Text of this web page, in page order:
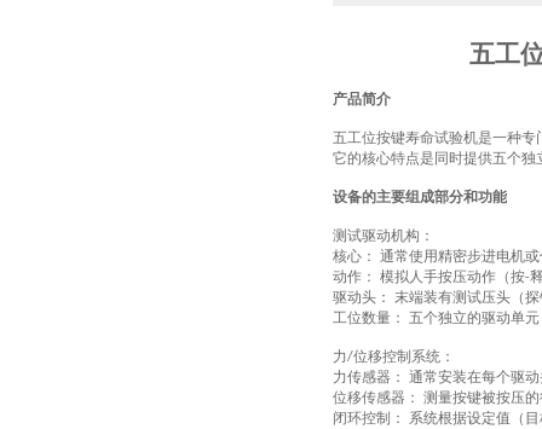
五工
产品简介
五工位按键寿命试验机是一种
它的核心特点是 同时提供五个独
设备的主要组成部分和功能
测试驱动机构：
核心： 通常使用精密步进电机
动作： 模拟人手按压动作（按-
驱动头： 末端装有测试压头（
工位数量： 五个独立的驱动单
力/位移控制系统：
力传感器： 通常安装在每个驱
位移传感器： 测量按键被按压
闭环控制：
系统根据设定值（